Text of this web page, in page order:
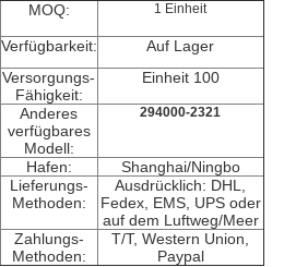
MOQ: 1 Einheit
Verfügbarkeit:
Auf Lager
Versorgungs-
Fähigkeit:
Einheit 100
Anderes
verfügbares
Modell:
294000-2321
Hafen:
Shanghai/Ningbo
Lieferungs-
Methoden:
Ausdrücklich: DHL,
Fedex, EMS, UPS oder
auf dem Luftweg/Meer
Zahlungs-
Methoden:
T/T, Western Union,
Paypal